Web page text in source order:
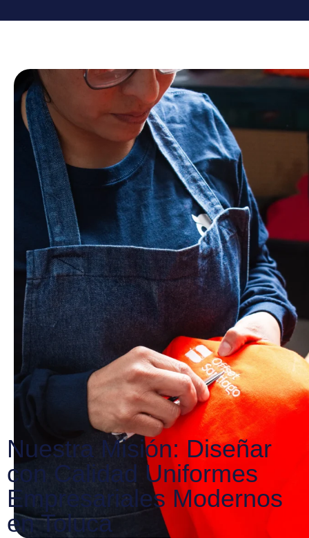
Nuestra Misión: Diseñar
con Calidad Uniformes
Empresariales Modernos
en Toluca